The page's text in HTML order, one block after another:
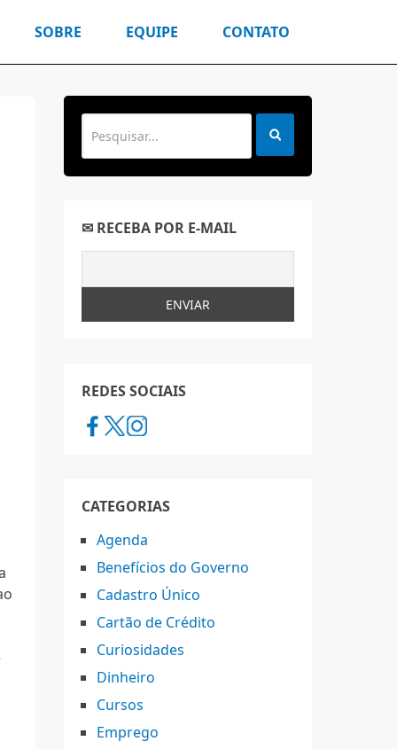
SOBRE EQUIPE CONTATO
✉ RECEBA POR E-MAIL
REDES SOCIAIS
CATEGORIAS
Agenda
Benefícios do Governo
Cadastro Único
Cartão de Crédito
Curiosidades
Dinheiro
Cursos
Emprego